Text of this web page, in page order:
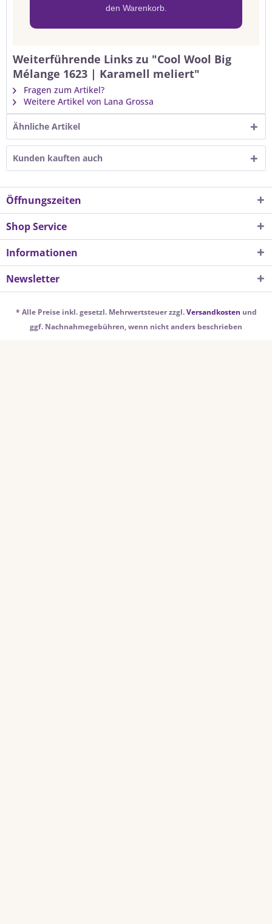
den Warenkorb.
Weiterführende Links zu "Cool Wool Big
Mélange 1623 | Karamell meliert"
Fragen zum Artikel?
Weitere Artikel von Lana Grossa
Ähnliche Artikel
Kunden kauften auch
Öffnungszeiten
Shop Service
Informationen
Newsletter
* Alle Preise inkl. gesetzl. Mehrwertsteuer zzgl.Versandkosten und
ggf. Nachnahmegebühren, wenn nicht anders beschrieben